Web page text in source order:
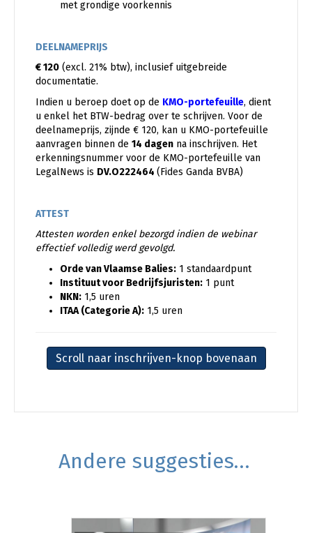
met grondige voorkennis
DEELNAMEPRIJS
€ 120 (excl. 21% btw), inclusief uitgebreide
documentatie.
Indien u beroep doet op de KMO-portefeuille, dient
u enkel het BTW-bedrag over te schrijven. Voor de
deelnameprijs, zijnde € 120, kan u KMO-portefeuille
aanvragen binnen de 14 dagen na inschrijven. Het
erkenningsnummer voor de KMO-portefeuille van
LegalNews is DV.O222464 (Fides Ganda BVBA)
ATTEST
Attesten worden enkel bezorgd indien de webinar
effectief volledig werd gevolgd.
Orde van Vlaamse Balies: 1 standaardpunt
Instituut voor Bedrijfsjuristen: 1 punt
NKN: 1,5 uren
ITAA (Categorie A): 1,5 uren
Scroll naar inschrijven-knop bovenaan
Andere suggesties…